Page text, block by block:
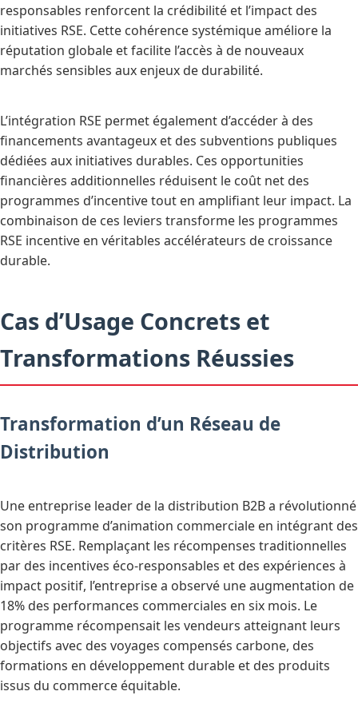
responsables renforcent la crédibilité et l’impact des
initiatives RSE. Cette cohérence systémique améliore la
réputation globale et facilite l’accès à de nouveaux
marchés sensibles aux enjeux de durabilité.
L’intégration RSE permet également d’accéder à des
financements avantageux et des subventions publiques
dédiées aux initiatives durables. Ces opportunities
financières additionnelles réduisent le coût net des
programmes d’incentive tout en amplifiant leur impact. La
combinaison de ces leviers transforme les programmes
RSE incentive en véritables accélérateurs de croissance
durable.
Cas d’Usage Concrets et
Transformations Réussies
Transformation d’un Réseau de
Distribution
Une entreprise leader de la distribution B2B a révolutionné
son programme d’animation commerciale en intégrant des
critères RSE. Remplaçant les récompenses traditionnelles
par des incentives éco-responsables et des expériences à
impact positif, l’entreprise a observé une augmentation de
18% des performances commerciales en six mois. Le
programme récompensait les vendeurs atteignant leurs
objectifs avec des voyages compensés carbone, des
formations en développement durable et des produits
issus du commerce équitable.